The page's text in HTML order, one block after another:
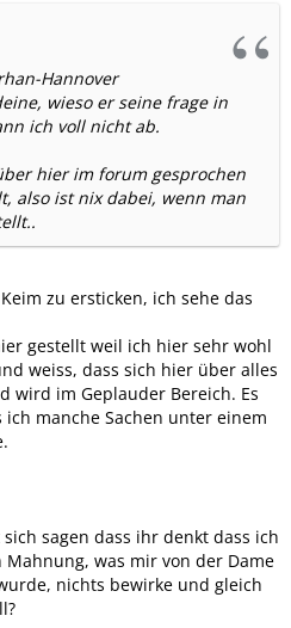
Hannover
wieso er seine frage in
ich voll nicht ab.
hier im forum gesprochen
also ist nix dabei, wenn man
zu ersticken, ich sehe das
gestellt weil ich hier sehr wohl
weiss, dass sich hier über alles
wird im Geplauder Bereich. Es
manche Sachen unter einem
sagen dass ihr denkt dass ich
was mir von der Dame
nichts bewirke und gleich